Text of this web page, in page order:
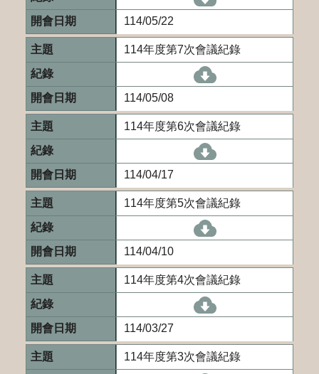
114/05/22
114年度第7次會議紀錄
114/05/08
114年度第6次會議紀錄
114/04/17
114年度第5次會議紀錄
114/04/10
114年度第4次會議紀錄
114/03/27
114年度第3次會議紀錄